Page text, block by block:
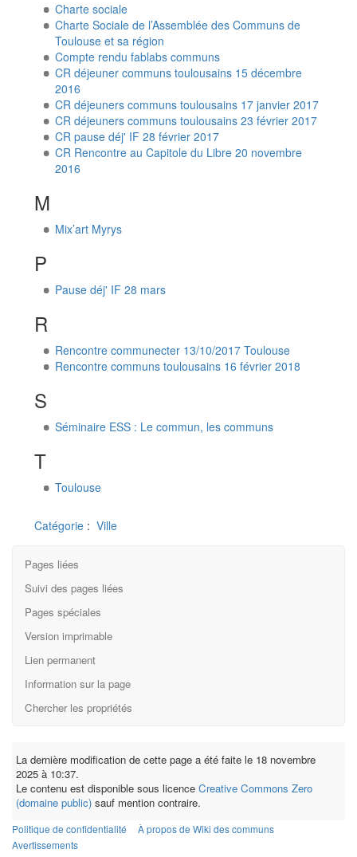
Charte sociale
Charte Sociale de l’Assemblée des Communs de
Toulouse et sa région
Compte rendu fablabs communs
CR déjeuner communs toulousains 15 décembre
2016
CR déjeuners communs toulousains 17 janvier 2017
CR déjeuners communs toulousains 23 février 2017
CR pause déj' IF 28 février 2017
CR Rencontre au Capitole du Libre 20 novembre
2016
M
Mix’art Myrys
P
Pause déj' IF 28 mars
R
Rencontre communecter 13/10/2017 Toulouse
Rencontre communs toulousains 16 février 2018
S
Séminaire ESS : Le commun, les communs
T
Toulouse
Catégorie : Ville
Pages liées
Suivi des pages liées
Pages spéciales
Version imprimable
Lien permanent
Information sur la page
Chercher les propriétés
La dernière modification de cette page a été faite le 18 novembre
2025 à 10:37.
Le contenu est disponible sous licence Creative Commons Zero
(domaine public) sauf mention contraire.
Politique de confidentialité
À propos de Wiki des communs
Avertissements